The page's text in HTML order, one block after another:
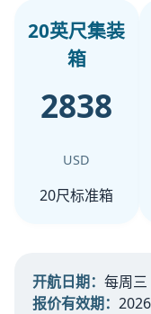
20英尺集装
箱
2838
USD
20尺标准箱
开航日期： 每周三
报价有效期：